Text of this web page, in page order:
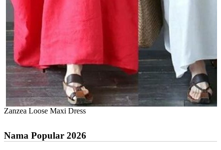
Zanzea Loose Maxi Dress
Nama Popular 2026